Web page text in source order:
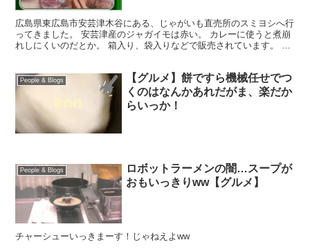
広島県東広島市安芸津木谷にある、じゃがいも直売所のスミヨシへ行
ってきました。 安芸津産のジャガイモは赤い。 カレーに使うと煮崩
れしにくいのだとか。 箱入り、袋入りなどで販売されています。 今
People & Blogs
【グルメ】餅ですら機械任せでつ
くのはなんかあれだがま、楽だか
らいっか！
People & Blogs
ロボットラーメンの闇…スープが
おもいっきりww【グルメ】
チャーシューいっきまーす！じゃねえよww